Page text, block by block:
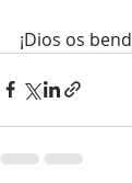
¡Dios os